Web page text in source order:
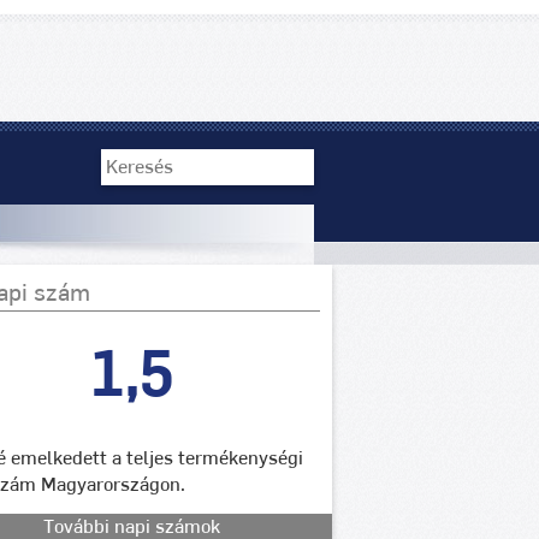
szám
1,5
emelkedett a teljes termékenységi
Magyarországon.
További napi számok